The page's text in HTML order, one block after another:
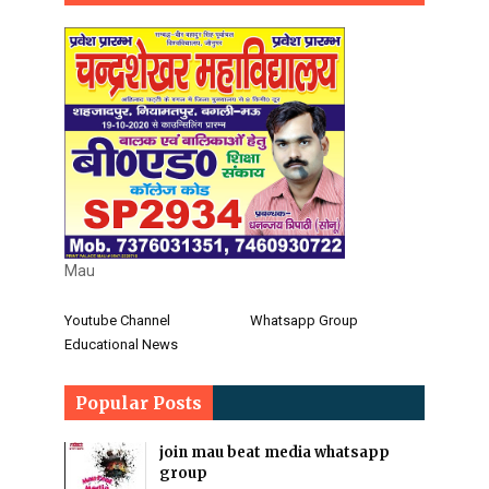
Mau
Youtube Channel
Whatsapp Group
Educational News
Popular Posts
join mau beat media whatsapp
group